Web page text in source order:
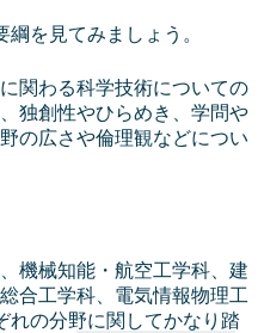
を見てみましょう。
関わる科学技術についての
独創性やひらめき、学問や
の広さや倫理観などについ
機械知能・航空工学科、建
合工学科、電気情報物理工
れの分野に関してかなり踏